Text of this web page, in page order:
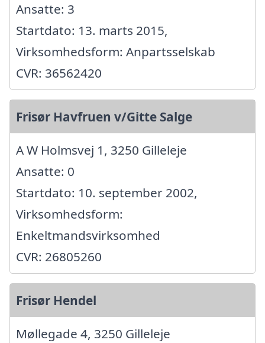
Ansatte: 3
Startdato: 13. marts 2015,
Virksomhedsform: Anpartsselskab
CVR: 36562420
Frisør Havfruen v/Gitte Salge
A W Holmsvej 1, 3250 Gilleleje
Ansatte: 0
Startdato: 10. september 2002,
Virksomhedsform:
Enkeltmandsvirksomhed
CVR: 26805260
Frisør Hendel
Møllegade 4, 3250 Gilleleje